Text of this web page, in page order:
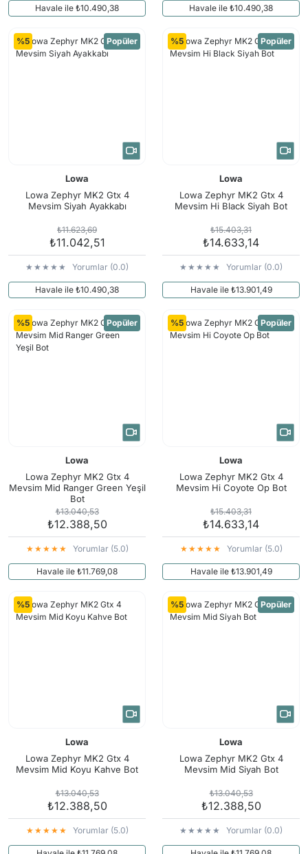
Havale ile ₺10.490,38 Havale ile ₺10.490,38
%5 Popüler
Lowa
Lowa Zephyr MK2 Gtx 4
Mevsim Siyah Ayakkabı
₺11.623,69
₺11.042,51
Yorumlar (0.0)
Havale ile ₺10.490,38
%5 Popüler
Lowa
Lowa Zephyr MK2 Gtx 4
Mevsim Hi Black Siyah Bot
₺15.403,31
₺14.633,14
Yorumlar (0.0)
Havale ile ₺13.901,49
%5 Popüler
Lowa
Lowa Zephyr MK2 Gtx 4
Mevsim Mid Ranger Green Yeşil
Bot
₺13.040,53
₺12.388,50
Yorumlar (5.0)
Havale ile ₺11.769,08
%5 Popüler
Lowa
Lowa Zephyr MK2 Gtx 4
Mevsim Hi Coyote Op Bot
₺15.403,31
₺14.633,14
Yorumlar (5.0)
Havale ile ₺13.901,49
%5
Lowa
Lowa Zephyr MK2 Gtx 4
Mevsim Mid Koyu Kahve Bot
₺13.040,53
₺12.388,50
Yorumlar (5.0)
%5 Popüler
Lowa
Lowa Zephyr MK2 Gtx 4
Mevsim Mid Siyah Bot
₺13.040,53
₺12.388,50
Yorumlar (0.0)